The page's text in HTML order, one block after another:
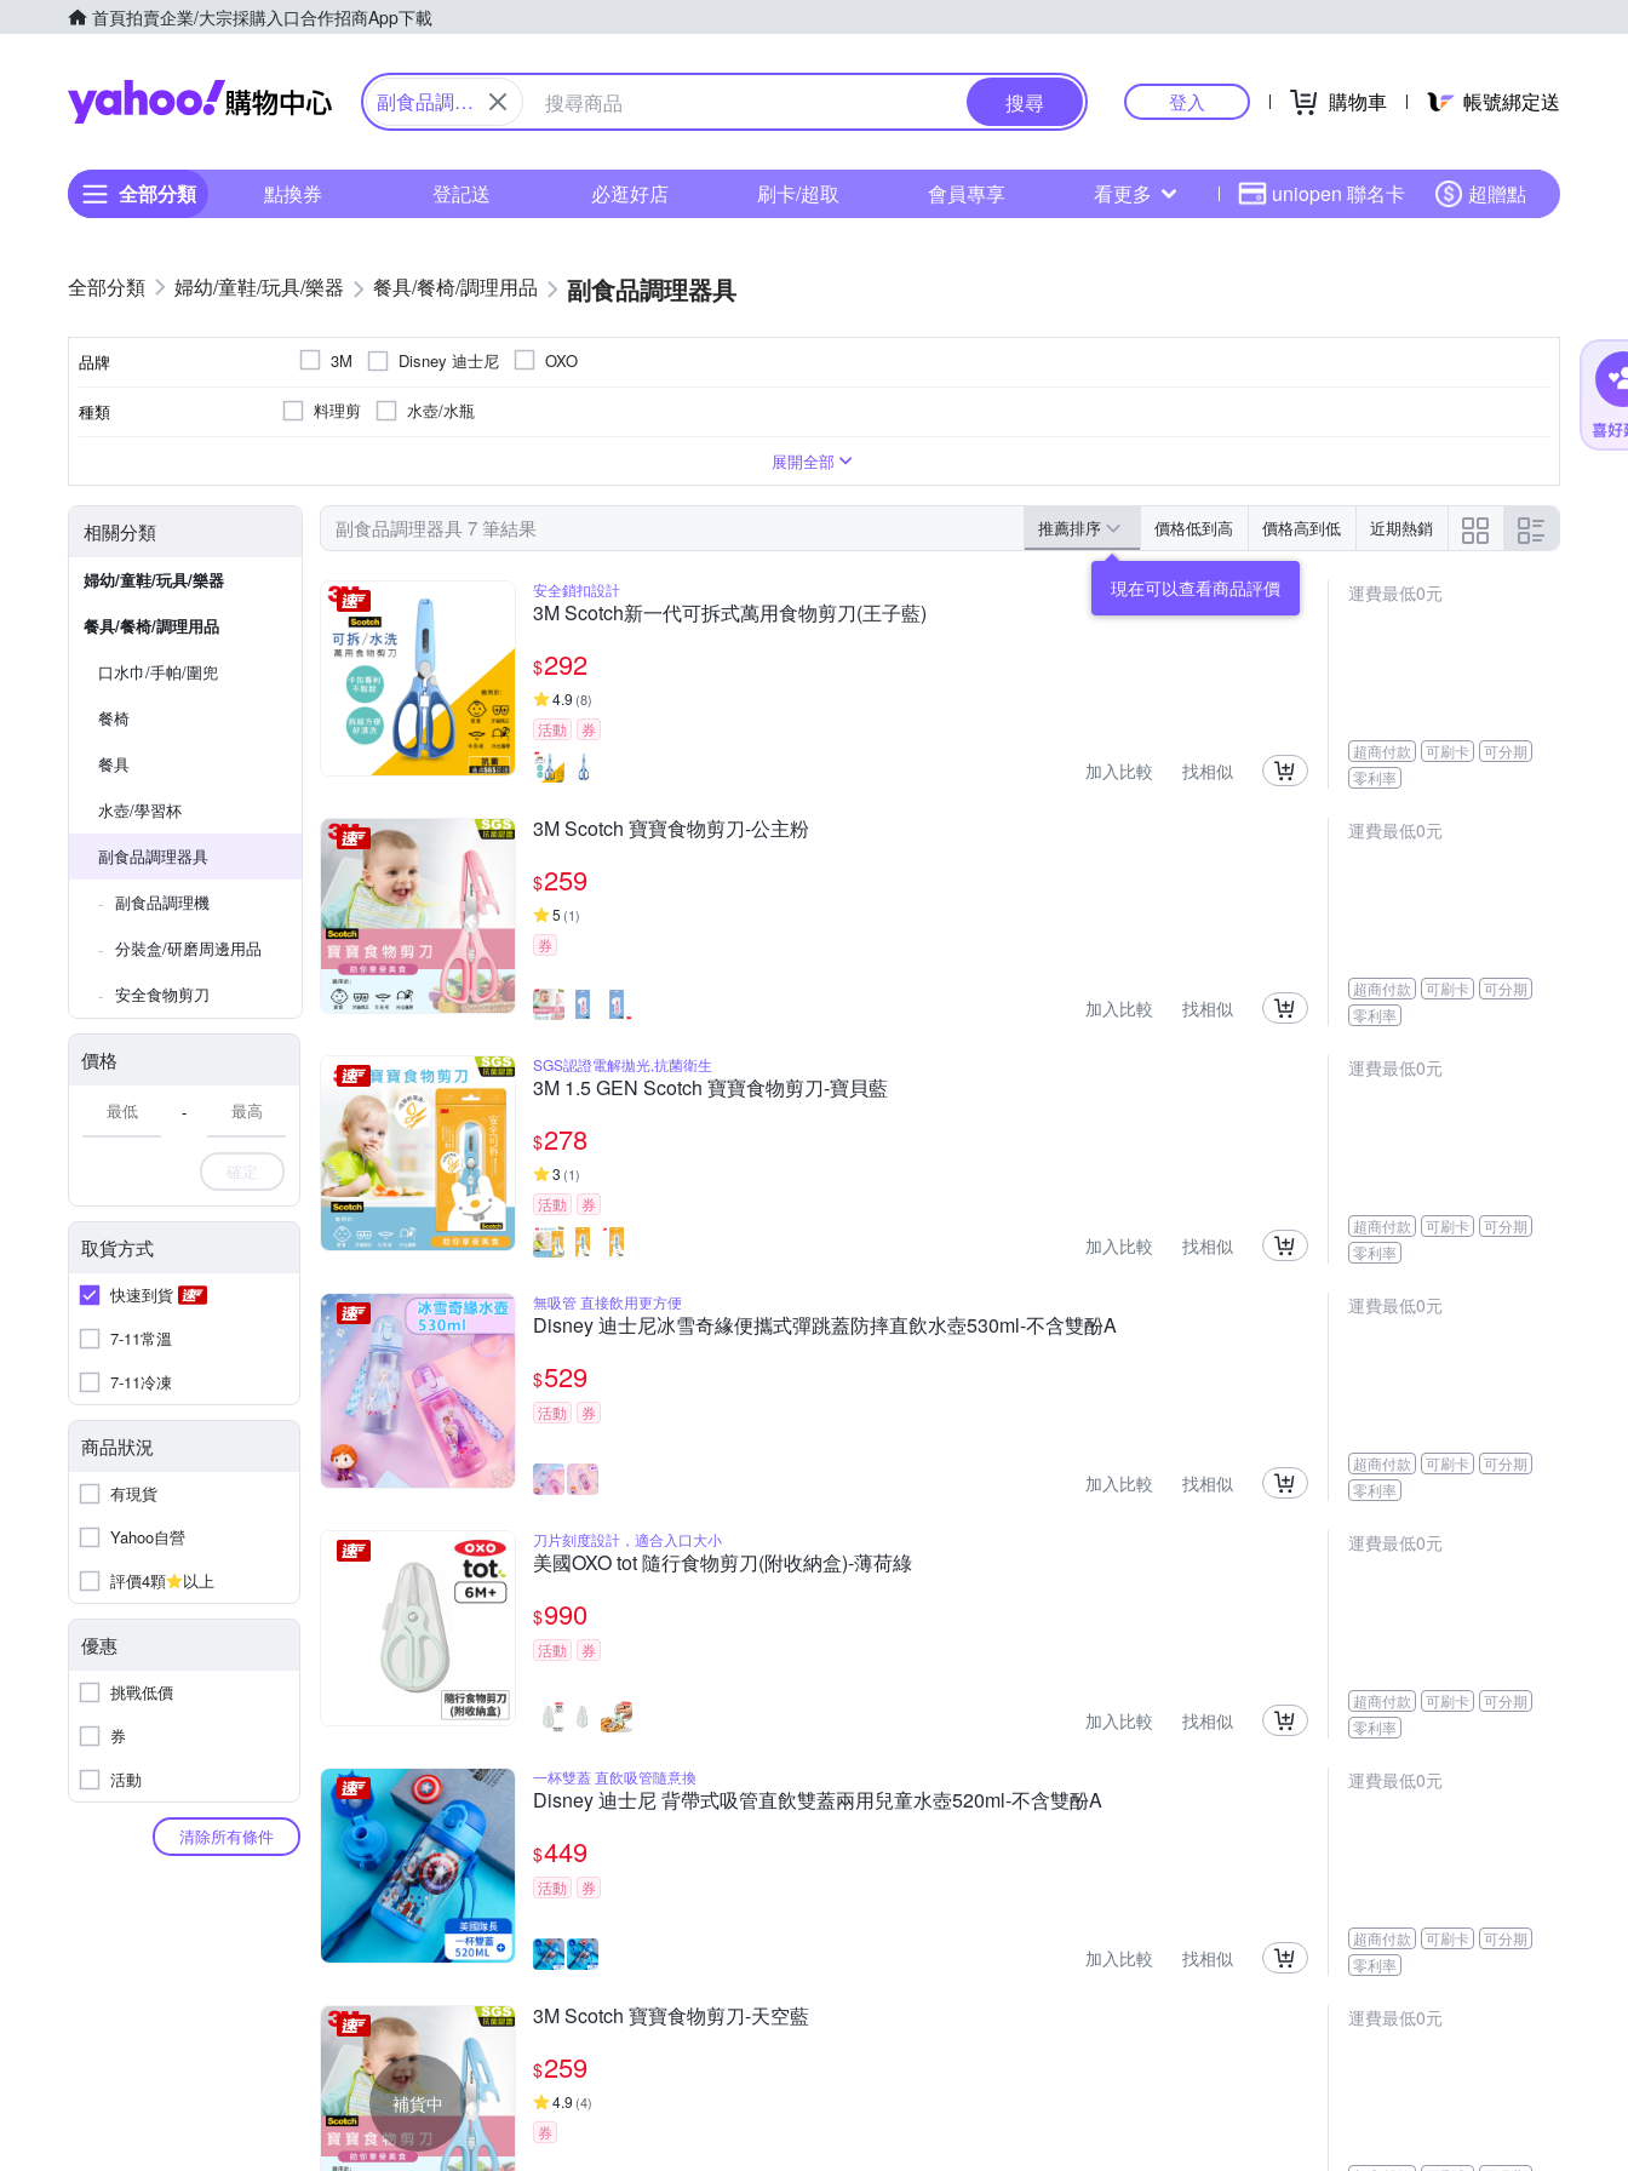
首頁拍賣企業/大宗採購入口合作招商App下載
Yahoo購物中心
副食品調理
搜尋 登入 購物車 帳號綁定送
全部分類 點換券 登記送 必逛好店 刷卡/超取 會員專享 看更多 uniopen 聯名卡 超贈點
婦幼/童鞋/玩具/樂器 餐具/餐椅/調理用品 副食品調理器具
品牌 3M Disney 迪士尼 OXO
種類 料理剪 水壺/水瓶
展開全部
相關分類
婦幼/童鞋/玩具/樂器
餐具/餐椅/調理用品
口水巾/手帕/圍兜
餐椅
餐具
水壺/學習杯
副食品調理器具
副食品調理機
分裝盒/研磨周邊用品
安全食物剪刀
價格
-
確定
取貨方式
快速到貨
7-11常溫
7-11冷凍
商品狀況
有現貨
Yahoo自營
評價4顆
以上
優惠
挑戰低價
券
活動
清除所有條件
副食品調理器具 7 筆結果 推薦排序 價格低到高 價格高到低 近期熱銷
現在可以查看商品評價
安全鎖扣設計
3M Scotch新一代可拆式萬用食物剪刀(王子藍)
$292
4.9 (8)
活動 券
加入比較 找相似
運費最低0元
超商付款 可刷卡
可分期
零利率
3M Scotch 寶寶食物剪刀-公主粉
$259
5 (1)
券
加入比較 找相似
運費最低0元
超商付款 可刷卡
可分期
零利率
SGS認證電解拋光,抗菌衛生
3M 1.5 GEN Scotch 寶寶食物剪刀-寶貝藍
$278
3 (1)
活動 券
加入比較 找相似
運費最低0元
超商付款 可刷卡
可分期
零利率
無吸管 直接飲用更方便
Disney 迪士尼冰雪奇緣便攜式彈跳蓋防摔直飲水壺530ml-不含雙酚A
$529
活動 券
加入比較 找相似
運費最低0元
超商付款 可刷卡
可分期
零利率
刀片刻度設計，適合入口大小
美國OXO tot 隨行食物剪刀(附收納盒)-薄荷綠
$990
活動 券
加入比較 找相似
運費最低0元
超商付款 可刷卡
可分期
零利率
一杯雙蓋 直飲吸管隨意換
Disney 迪士尼 背帶式吸管直飲雙蓋兩用兒童水壺520ml-不含雙酚A
$449
活動 券
加入比較 找相似
運費最低0元
超商付款 可刷卡
可分期
零利率
補貨中
3M Scotch 寶寶食物剪刀-天空藍
$259
4.9 (4)
券
運費最低0元